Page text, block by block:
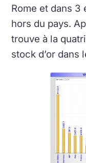
Rome et dans
hors du pays.
trouve à la
stock d’or dans